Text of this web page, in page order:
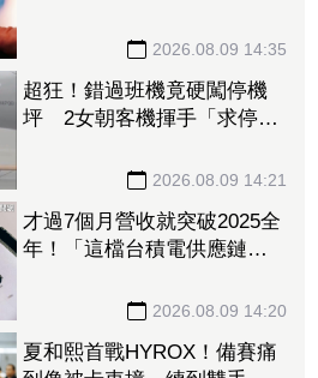
2026.08.09 14:35
超狂！錯過班機竟硬闖停機
坪 2女朝客機揮手「求停
2026.08.09 14:21
才過7個月營收就突破2025全
年！「這檔台積電供應鏈」
訂單能見度看到明年2026.08.09 14:20
夏和熙首戰HYROX！備賽痛